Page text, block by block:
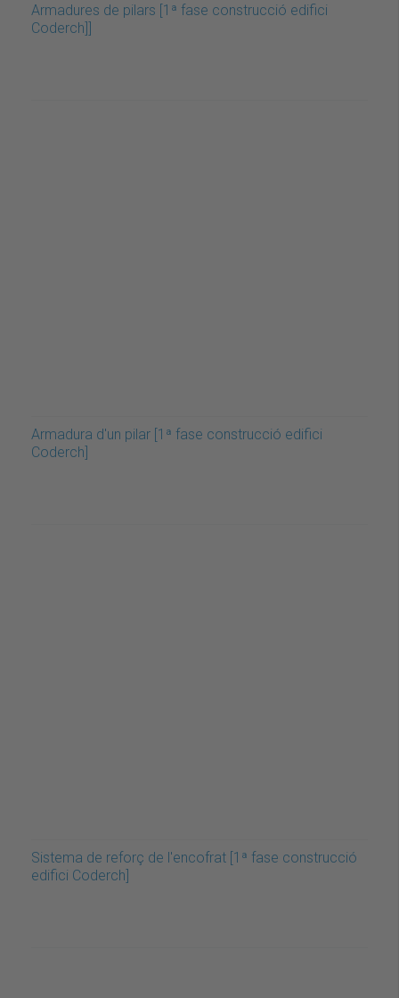
Armadures de pilars [1ª fase construcció edifici
Coderch]]
Armadura d'un pilar [1ª fase construcció edifici
Coderch]
Sistema de reforç de l'encofrat [1ª fase construcció
edifici Coderch]